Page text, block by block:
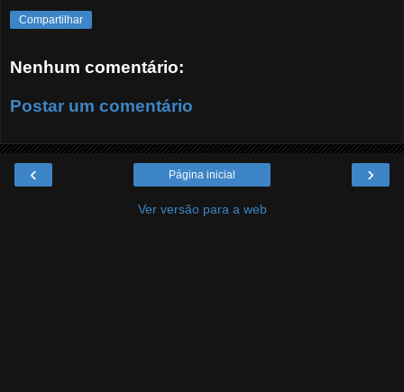
Compartilhar
Nenhum comentário:
Postar um comentário
‹ ›
Página inicial
Ver versão para a web